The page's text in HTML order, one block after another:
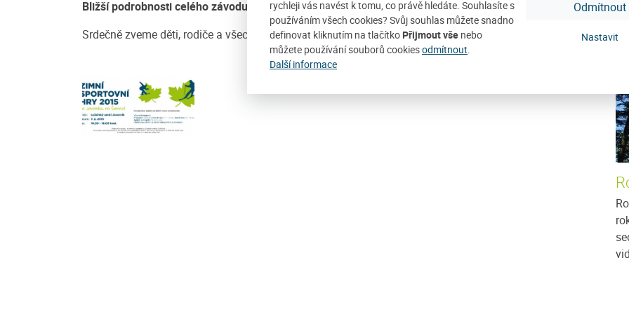
rychleji vás navést k tomu, co právě hledáte. Souhlasíte s
používáním všech cookies? Svůj souhlas můžete snadno
definovat kliknutím na tlačítko Přijmout vše nebo
můžete používání souborů cookiesodmítnout.
Další informace
Odmítnout
Nastavit
Bližší podrobnosti celého závodu nalezneteZDE
Srdečně zveme děti, rodiče a všechny příznivce sjezdového lyžování!